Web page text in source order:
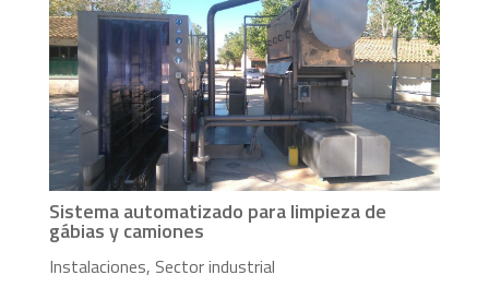
Sistema automatizado para limpieza de
gábias y camiones
Instalaciones, Sector industrial